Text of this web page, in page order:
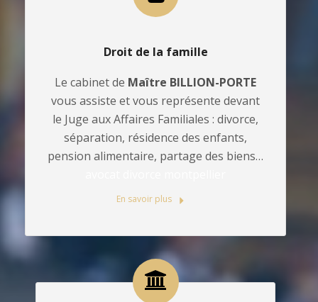
Droit de la famille
Le cabinet de Maître BILLION-PORTE
vous assiste et vous représente devant
le Juge aux Affaires Familiales : divorce,
séparation, résidence des enfants,
pension alimentaire, partage des biens…
En savoir plus